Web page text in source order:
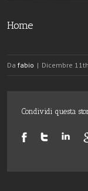
Home
Da fabio | Dicembre
Condividi questa